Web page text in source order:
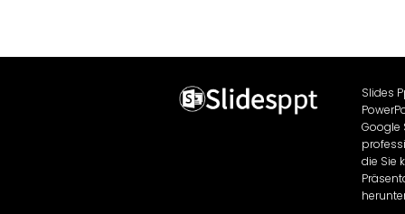
Slides
Google
die Sie